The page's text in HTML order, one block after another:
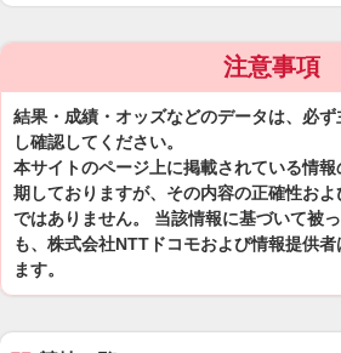
注意事項
結果・成績・オッズなどのデータは、必
し確認してください。
本サイトのページ上に掲載されている情
期しておりますが、その内容の正確性お
ではありません。 当該情報に基づいて被
も、株式会社NTTドコモおよび情報提供
ます。